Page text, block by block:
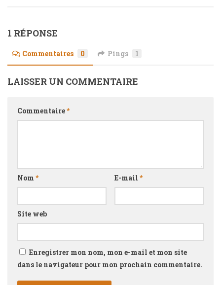
1 RÉPONSE
Commentaires 0 Pings 1
LAISSER UN COMMENTAIRE
Commentaire*
Nom * E-mail *
Site web
Enregistrer mon nom, mon e-mail et mon site
dans le navigateur pour mon prochain commentaire.